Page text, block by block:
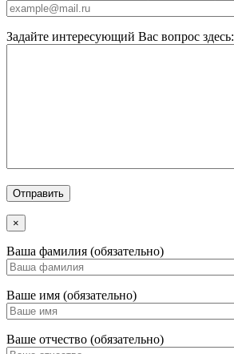
Задайте интересующий Вас вопрос здесь:
×
Ваша фамилия (обязательно)
Ваше имя (обязательно)
Ваше отчество (обязательно)